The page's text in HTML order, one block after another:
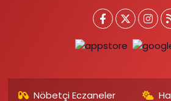
Nöbetçi Eczaneler